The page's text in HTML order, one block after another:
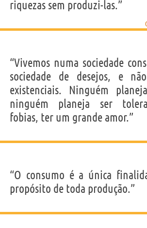
riquezas sem produzi-las.”
“Vivemos numa sociedade
sociedade de desejos, e
existenciais. Ninguém
ninguém planeja ser
fobias, ter um grande amor.”
“O consumo é a única
propósito de toda produção.”